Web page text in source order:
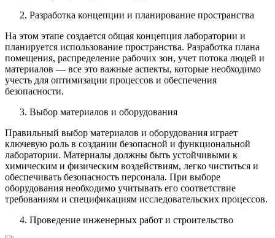
Разработка концепции и планирование пространства
На этом этапе создается общая концепция лаборатории и
планируется использование пространства. Разработка плана
помещения, распределение рабочих зон, учет потока людей и
материалов — все это важные аспекты, которые необходимо
учесть для оптимизации процессов и обеспечения
безопасности.
Выбор материалов и оборудования
Правильный выбор материалов и оборудования играет
ключевую роль в создании безопасной и функциональной
лаборатории. Материалы должны быть устойчивыми к
химическим и физическим воздействиям, легко чиститься и
обеспечивать безопасность персонала. При выборе
оборудования необходимо учитывать его соответствие
требованиям и спецификациям исследовательских процессов.
Проведение инженерных работ и строительство